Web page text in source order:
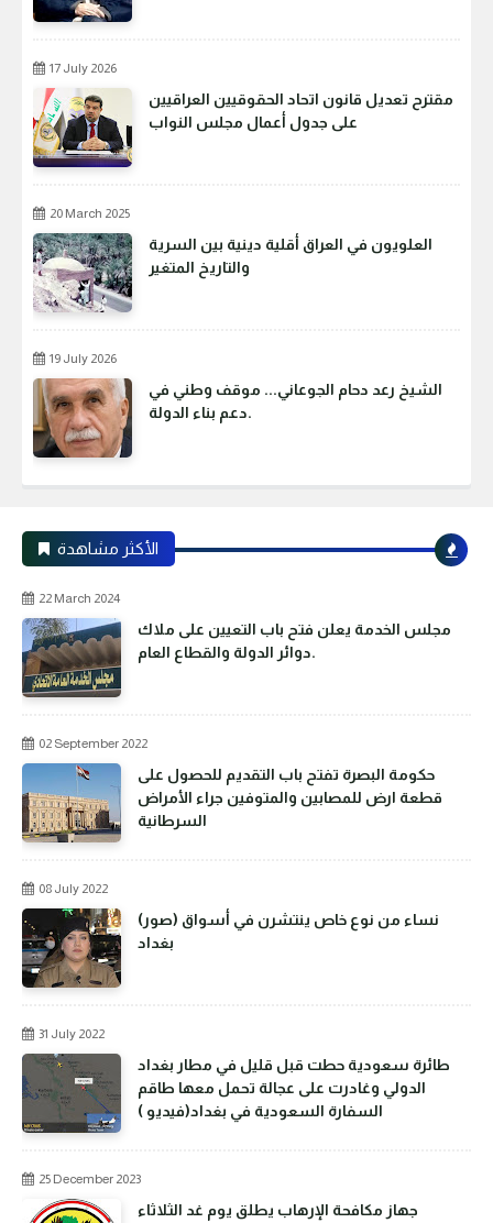
17 July 2026
مقترح تعديل قانون اتحاد الحقوقيين العراقيين
على جدول أعمال مجلس النواب
20 March 2025
العلويون في العراق أقلية دينية بين السرية
والتاريخ المتغير
19 July 2026
الشيخ رعد دحام الجوعاني... موقف وطني في
دعم بناء الدولة.
الأكثر مشاهدة
22 March 2024
مجلس الخدمة يعلن فتح باب التعيين على ملاك
دوائر الدولة والقطاع العام.
02 September 2022
حكومة البصرة تفتح باب التقديم للحصول على
قطعة ارض للمصابين والمتوفين جراء الأمراض
السرطانية
08 July 2022
(صور) نساء من نوع خاص ينتشرن في أسواق
بغداد
31 July 2022
طائرة سعودية حطت قبل قليل في مطار بغداد
الدولي وغادرت على عجالة تحمل معها طاقم
السفارة السعودية في بغداد(فيديو )
25 December 2023
جهاز مكافحة الإرهاب يطلق يوم غد الثلاثاء